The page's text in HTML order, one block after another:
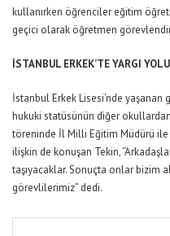
kullanırken öğrenciler eğitim
geçici olarak öğretmen
İSTANBUL ERKEK’TE YARGI YOLU
İstanbul Erkek Lisesi’nde
hukuki statüsünün diğer
töreninde İl Milli Eğitim Müdürü
ilişkin de konuşan Tekin,
taşıyacaklar. Sonuçta onlar bizim
görevlilerimiz” dedi.